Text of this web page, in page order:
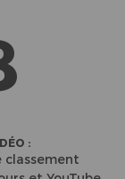
:
classement